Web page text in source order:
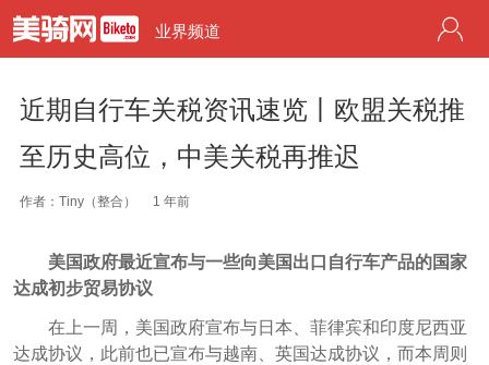
业界频道
近期自行车关税资讯速览丨欧盟关税推
至历史高位，中美关税再推迟
作者：Tiny（整合） 1 年前
美国政府最近宣布与一些向美国出口自行车产品的国家
达成初步贸易协议
在上一周，美国政府宣布与日本、菲律宾和印度尼西亚
达成协议，此前也已宣布与越南、英国达成协议，而本周则